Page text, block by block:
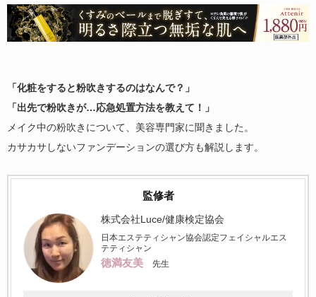
「化粧をすると粉吹きするのはなんで？」
「出先で粉吹きが…応急処置方法を教えて！」
メイク中の粉吹きについて、美容専門家に聞きました。
カサカサしないファンデーションの選び方も解説します。
監修者
株式会社Luce/健康検定協会
日本エステティシャン協会認定フェイシャルエス
テティシャン
徳満友美 先生